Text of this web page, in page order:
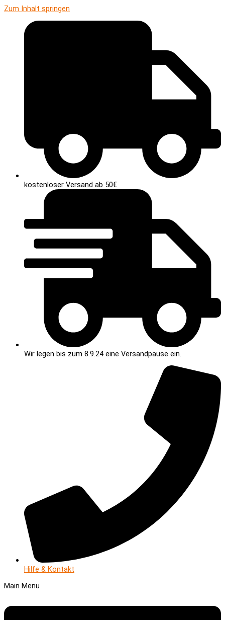
Zum Inhalt springen
kostenloser Versand ab 50€
Wir legen bis zum 8.9.24 eine Versandpause ein.
Hilfe & Kontakt
Main Menu